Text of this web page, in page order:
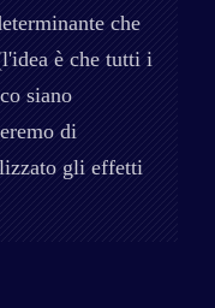
che
è che tutti i
siano
di
gli effetti